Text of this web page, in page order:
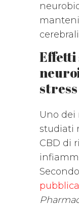
Effetti
Uno dei
studiati
CBD di